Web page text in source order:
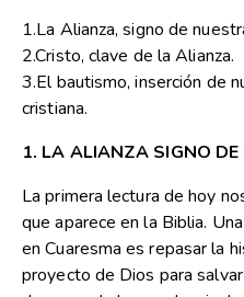
1.La Alianza, signo de
2.Cristo, clave de la Alianza.
3.El bautismo, inserción de
cristiana.
1. LA ALIANZA SIGNO
La primera lectura de hoy
que aparece en la Biblia.
en Cuaresma es repasar la
proyecto de Dios para